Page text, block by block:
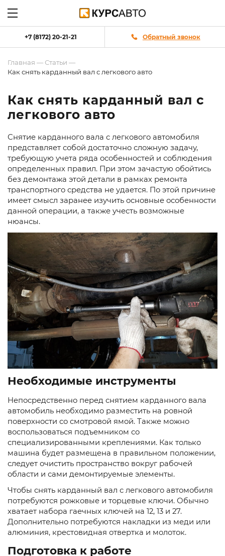
+7 (8172) 20-21-21 Обратный звонок
Главная — Статьи —
Как снять карданный вал с легкового авто
Как снять карданный вал с
легкового авто
Снятие карданного вала с легкового автомобиля
представляет собой достаточно сложную задачу,
требующую учета ряда особенностей и соблюдения
определенных правил. При этом зачастую обойтись
без демонтажа этой детали в рамках ремонта
транспортного средства не удается. По этой причине
имеет смысл заранее изучить основные особенности
данной операции, а также учесть возможные
нюансы.
Необходимые инструменты
Непосредственно перед снятием карданного вала
автомобиль необходимо разместить на ровной
поверхности со смотровой ямой. Также можно
воспользоваться подъемником со
специализированными креплениями. Как только
машина будет размещена в правильном положении,
следует очистить пространство вокруг рабочей
области и сами демонтируемые элементы.
Чтобы снять карданный вал с легкового автомобиля
потребуются рожковые и торцевые ключи. Обычно
хватает набора гаечных ключей на 12, 13 и 27.
Дополнительно потребуются накладки из меди или
алюминия, крестовидная отвертка и молоток.
Подготовка к работе